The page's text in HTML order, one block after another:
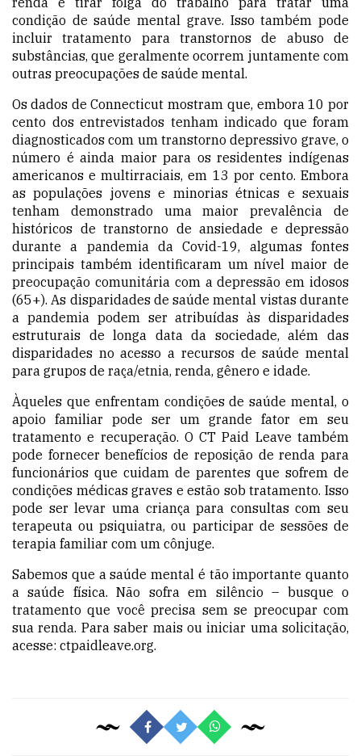
condição de saúde mental grave. Isso também pode
incluir tratamento para transtornos de abuso de
substâncias, que geralmente ocorrem juntamente com
outras preocupações de saúde mental.
Os dados de Connecticut mostram que, embora 10 por
cento dos entrevistados tenham indicado que foram
diagnosticados com um transtorno depressivo grave, o
número é ainda maior para os residentes indígenas
americanos e multirraciais, em 13 por cento. Embora
as populações jovens e minorias étnicas e sexuais
tenham demonstrado uma maior prevalência de
históricos de transtorno de ansiedade e depressão
durante a pandemia da Covid-19, algumas fontes
principais também identificaram um nível maior de
preocupação comunitária com a depressão em idosos
(65+). As disparidades de saúde mental vistas durante
a pandemia podem ser atribuídas às disparidades
estruturais de longa data da sociedade, além das
disparidades no acesso a recursos de saúde mental
para grupos de raça/etnia, renda, gênero e idade.
Àqueles que enfrentam condições de saúde mental, o
apoio familiar pode ser um grande fator em seu
tratamento e recuperação. O CT Paid Leave também
pode fornecer benefícios de reposição de renda para
funcionários que cuidam de parentes que sofrem de
condições médicas graves e estão sob tratamento. Isso
pode ser levar uma criança para consultas com seu
terapeuta ou psiquiatra, ou participar de sessões de
terapia familiar com um cônjuge.
Sabemos que a saúde mental é tão importante quanto
a saúde física. Não sofra em silêncio – busque o
tratamento que você precisa sem se preocupar com
sua renda. Para saber mais ou iniciar uma solicitação,
acesse: ctpaidleave.org.